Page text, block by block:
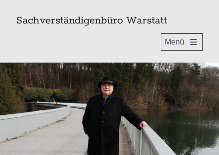
Sachverständigenbüro Warstatt
open
primary
Sidebar
EU-zertifizierter Sachverständiger
nach DIN EN ISO / IEC 17024